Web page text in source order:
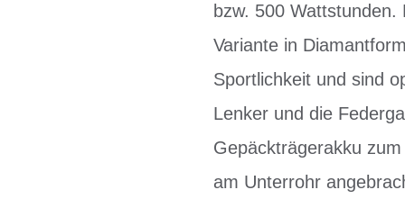
bzw. 500
Variante in
Sportlichkeit und sind
Lenker und die
Gepäckträgerakku
am Unterrohr